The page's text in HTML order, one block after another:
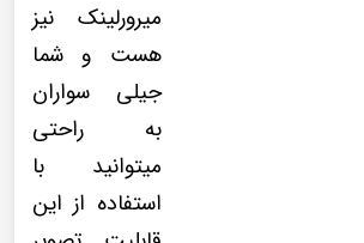
میرورلینک نیز
هست و شما
جیلی سواران
به راحتی
میتوانید با
استفاده از این